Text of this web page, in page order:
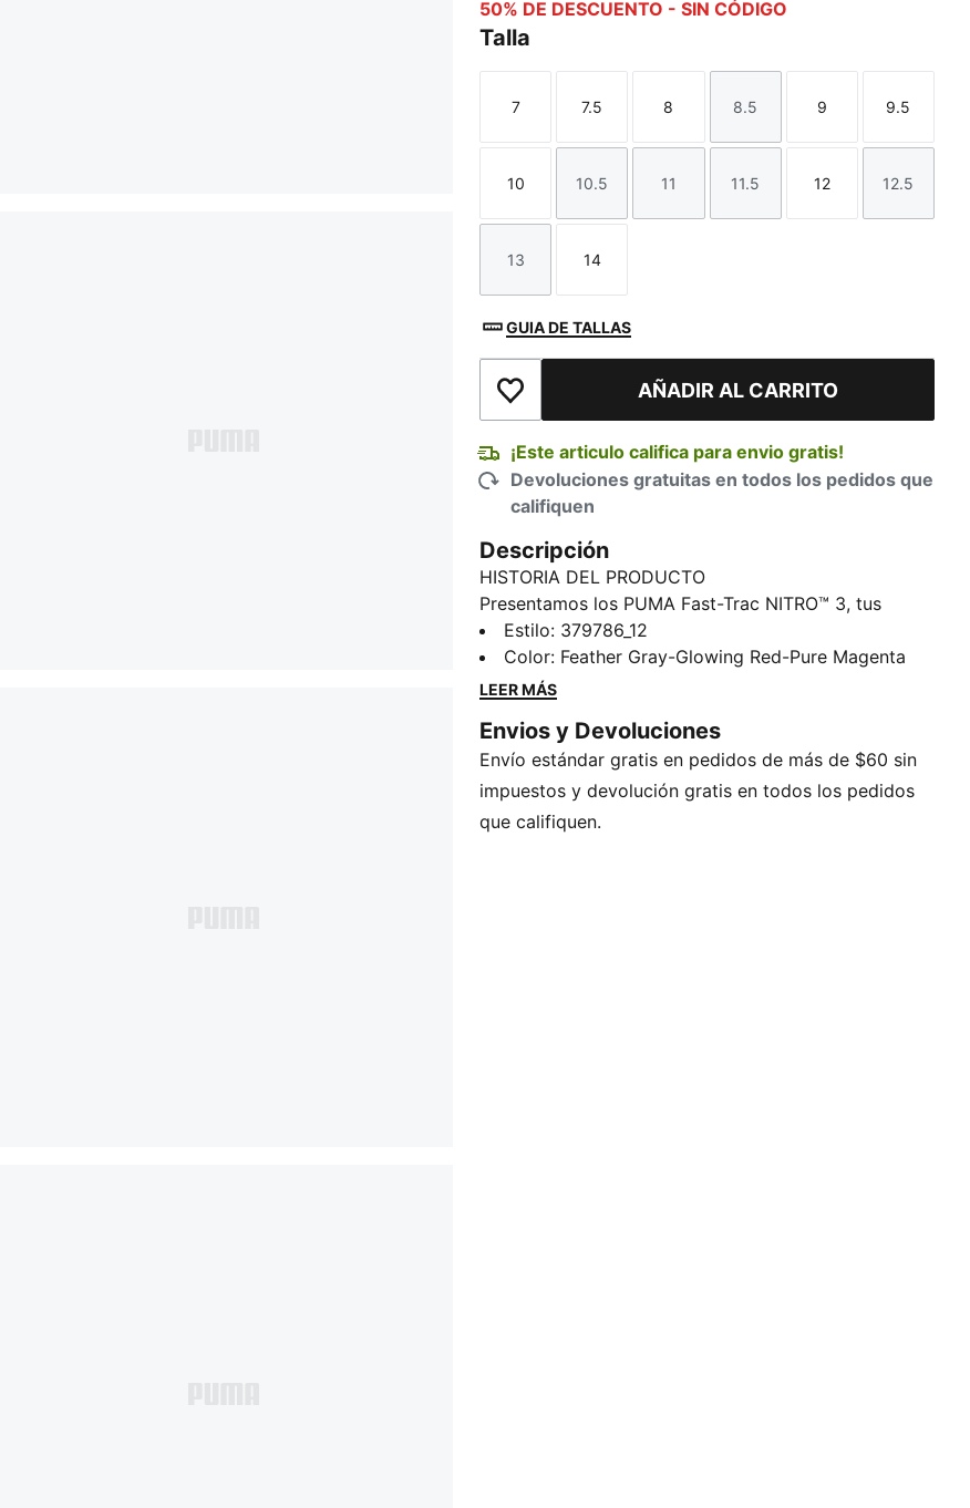
50% DE DESCUENTO - SIN CÓDIGO
Talla
Talla
7
Talla
7.5
Talla
8
Talla
8.5
Talla
9
Talla
9.5
Talla
10
Talla
10.5
Talla
11
Talla
11.5
Talla
12
Talla
12.5
Talla
13
Talla
14
GUIA DE TALLAS
Añadir a la lista de deseosAÑADIR AL CARRITO
¡Este articulo califica para envio gratis!
Devoluciones gratuitas en todos los pedidos que
califiquen
Descripción
HISTORIA DEL PRODUCTO
Presentamos los PUMA Fast-Trac NITRO™ 3, tus
nuevas compañeros de trail running de empeine bajo.
Con una entresuela NITROFOAM™ en todo su largo
para una amortiguación con capacidad de respuesta,
tracción y una cómoda cubierta con cuello de
acolchado alto en talón, estos tenis elevarán tu
experiencia de trail running. Conquista cualquier
terreno con confianza en las PUMA Fast-Trac NITRO™
Estilo: 379786_12
Color: Feather Gray-Glowing Red-Pure Magenta
LEER MÁS
Envios y Devoluciones
Envío estándar gratis en pedidos de más de $60 sin
impuestos y devolución gratis en todos los pedidos
que califiquen.